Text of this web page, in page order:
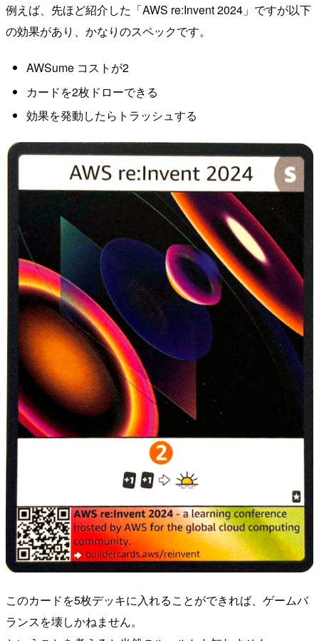
例えば、先ほど紹介した「AWS re:Invent 2024」ですが以下
の効果があり、かなりのスペックです。
AWSume コストが2
カードを2枚ドローできる
効果を発動したらトラッシュする
このカードを5枚デッキに入れることができれば、ゲームバ
ランスを壊しかねません。